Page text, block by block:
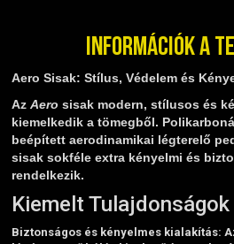
Információk a
Aero Sisak: Stílus, Védelem és
Az Aero sisak modern, stílusos és
kiemelkedik a tömegből.
beépített aerodinamikai légterelő
sisak sokféle extra kényelmi és
rendelkezik.
Kiemelt Tulajdonságok
Biztonságos és kényelmes kialakítás: